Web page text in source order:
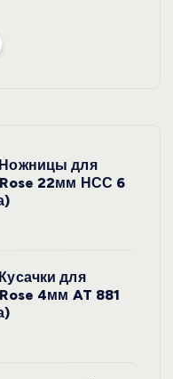
для
22мм НСС 6
для
4мм AT 881